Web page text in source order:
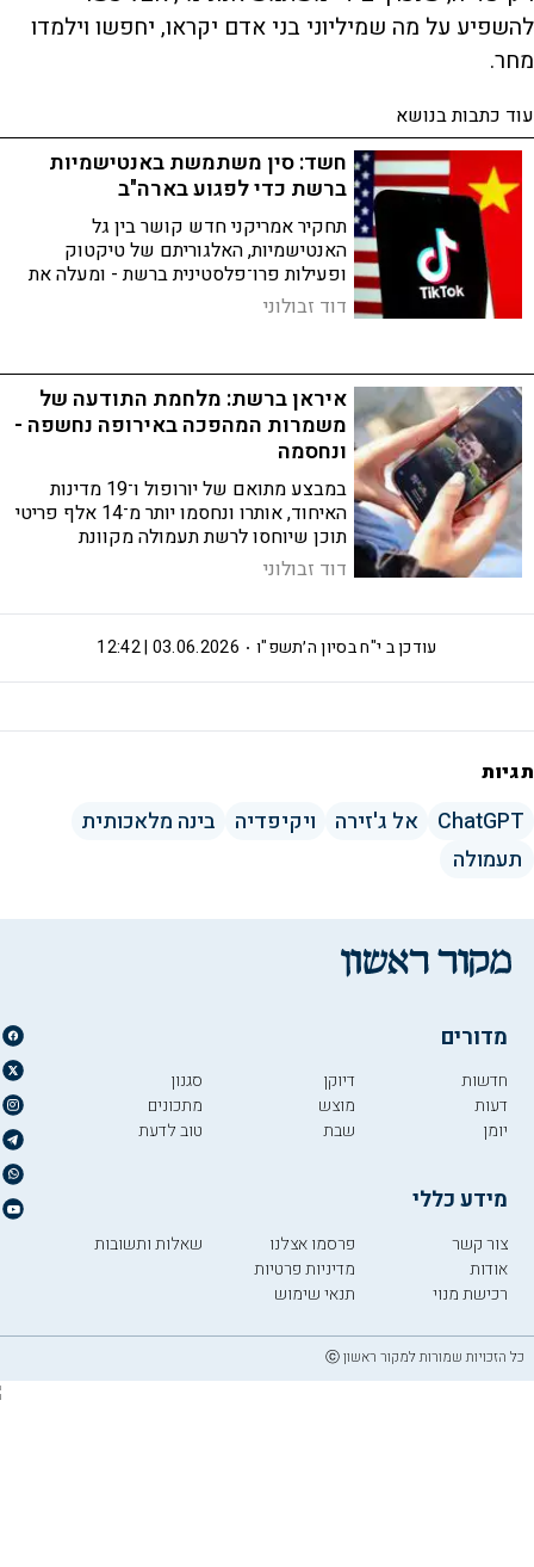
להשפיע על מה שמיליוני בני אדם יקראו, יחפשו וילמדו
מחר.
עוד כתבות בנושא
חשד: סין משתמשת באנטישמיות
ברשת כדי לפגוע בארה"ב
תחקיר אמריקני חדש קושר בין גל
האנטישמיות, האלגוריתם של טיקטוק
ופעילות פרו־פלסטינית ברשת - ומעלה את
האפשרות שסין משתמשת בעוינות כלפי
ישראל כדי להסיט את תשומת הלב ממנה
דוד זבולוני
איראן ברשת: מלחמת התודעה של
משמרות המהפכה באירופה נחשפה -
ונחסמה
במבצע מתואם של יורופול ו־19 מדינות
האיחוד, אותרו ונחסמו יותר מ־14 אלף פריטי
תוכן שיוחסו לרשת תעמולה מקוונת
הקשורה למשטר, ובהם מסרים רדיקליים,
סרטונים שנוצרו בבינה מלאכותית והסתה
לנקמה נגד אויבי המשטר
דוד זבולוני
י"ח בסיון ה׳תשפ"ו 03.06.2026 | 12:42 עודכן ב
תגיות
ChatGPT אל ג'זירה ויקיפדיה
בינה מלאכותית
תעמולה
מדורים
חדשות
דעות
יומן
דיוקן
מוצש
שבת
סגנון
מתכונים
טוב לדעת
מידע כללי
צור קשר
אודות
רכישת מנוי
פרסמו אצלנו
מדיניות פרטיות
תנאי שימוש
שאלות ותשובות
כל הזכויות שמורות למקור ראשון ⓒ